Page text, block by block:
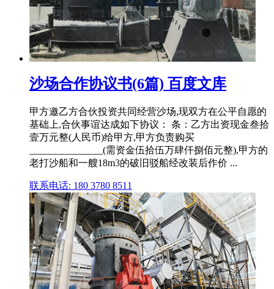
沙场合作协议书(6篇) 百度文库
甲方邀乙方合伙投资共同经营沙场,现双方在公平自愿的
基础上,合伙事谊达成如下协议： 条：乙方出资现金叁拾
壹万元整(人民币)给甲方,甲方负责购买
_______________(需资金伍拾伍万肆仟捌佰元整),甲方的
老打沙船和一艘18m3的破旧驳船经改装后作价 ...
联系电话: 180 3780 8511